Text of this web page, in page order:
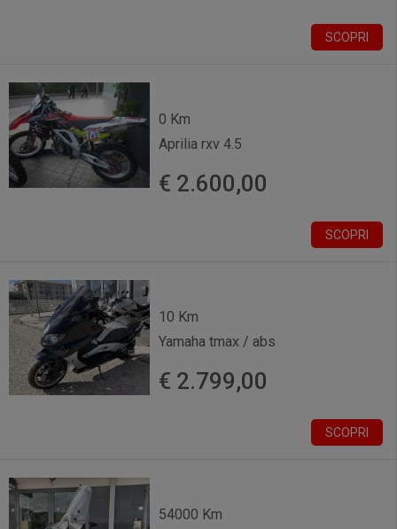
SCOPRI
0 Km
Aprilia rxv 4.5
€ 2.600,00
SCOPRI
10 Km
Yamaha tmax / abs
€ 2.799,00
SCOPRI
54000 Km